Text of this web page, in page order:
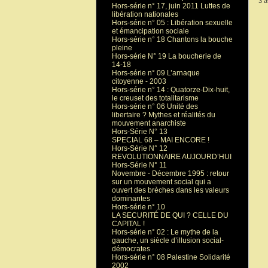
Hors-série n° 17, juin 2011 Luttes de
libération nationales
Hors-série n° 05 : Libération sexuelle
et émancipation sociale
Hors-série n° 18 Chantons la bouche
pleine
Hors-série N° 19 La boucherie de
14-18
Hors-série n° 09 L’arnaque
citoyenne - 2003
Hors-série n° 14 : Quatorze-Dix-huit,
le creuset des totalitarisme
Hors-série n° 06 Unité des
libertaire ? Mythes et réalités du
mouvement anarchiste
Hors-Série N° 13
SPECIAL 68 – MAI ENCORE !
Hors-Série N° 12
REVOLUTIONNAIRE AUJOURD’HUI
Hors-Série N° 11
Novembre - Décembre 1995 : retour
sur un mouvement social qui a
ouvert des brèches dans les valeurs
dominantes
Hors-série n° 10
LA SECURITÉ DE QUI ? CELLE DU
CAPITAL !
Hors-série n° 02 : Le mythe de la
gauche, un siècle d’illusion social-
démocrates
Hors-série n° 08 Palestine Solidarité
2002